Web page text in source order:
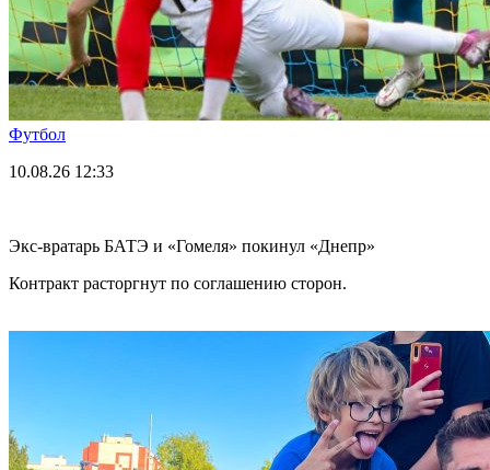
Футбол
10.08.26 12:33
Экс-вратарь БАТЭ и «Гомеля» покинул «Днепр»
Контракт расторгнут по соглашению сторон.